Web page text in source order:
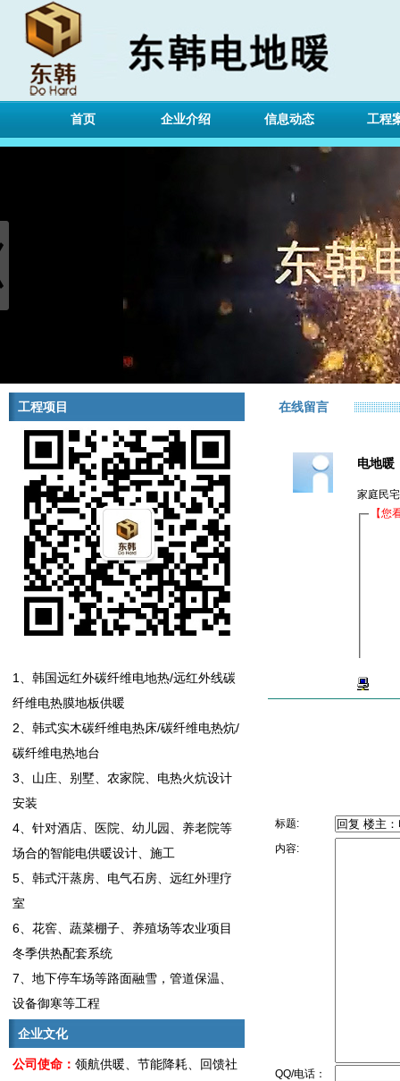
首页 企业介绍 信息动态 工程
工程项目
1、韩国远红外碳纤维电地热/远红外线碳
纤维电热膜地板供暖
2、韩式实木碳纤维电热床/碳纤维电热炕/
碳纤维电热地台
3、山庄、别墅、农家院、电热火炕设计
安装
4、针对酒店、医院、幼儿园、养老院等
场合的智能电供暖设计、施工
5、韩式汗蒸房、电气石房、远红外理疗
室
6、花窖、蔬菜棚子、养殖场等农业项目
冬季供热配套系统
7、地下停车场等路面融雪，管道保温、
设备御寒等工程
企业文化
公司使命： 领航供暖、节能降耗、回馈社
在线留言
电地暖
家庭民
标题:
内容:
QQ/电话：